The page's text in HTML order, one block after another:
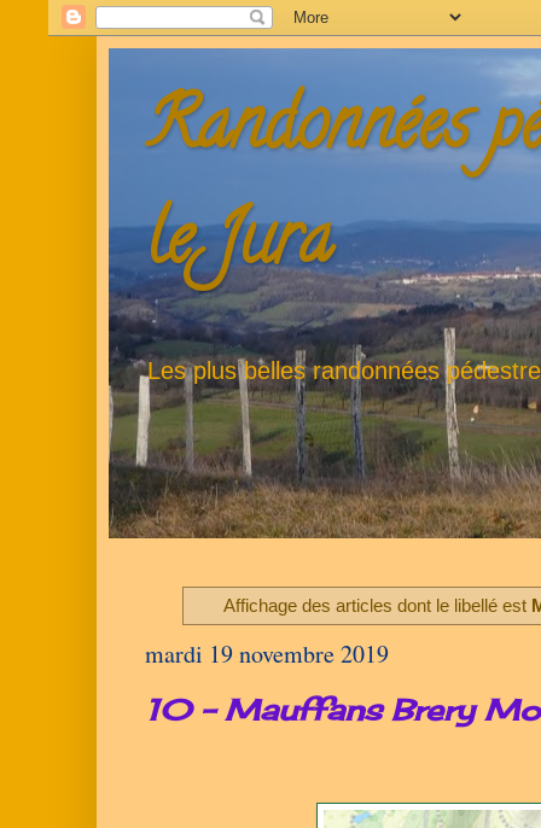
Randonnées
le Jura
Les plus belles randonnées
Affichage des articles dont le libellé est
mardi 19 novembre 2019
10 - Mauffans Brery